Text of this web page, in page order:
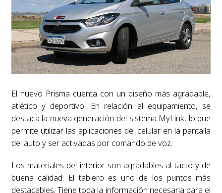
El nuevo Prisma cuenta con un diseño más agradable,
atlético y deportivo. En relación al equipamiento, se
destaca la nueva generación del sistema MyLink, lo que
permite utilizar las aplicaciones del celular en la pantalla
del auto y ser activadas por comando de voz.
Los materiales del interior son agradables al tacto y de
buena calidad. El tablero es uno de los puntos más
destacables. Tiene toda la información necesaria para el